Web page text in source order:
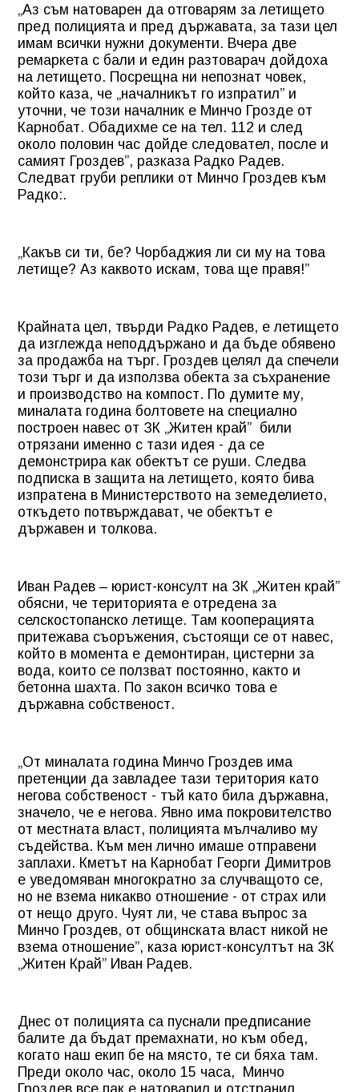
„Аз съм натоварен да отговарям за летището
пред полицията и пред държавата, за тази цел
имам всички нужни документи. Вчера две
ремаркета с бали и един разтоварач дойдоха
на летището. Посрещна ни непознат човек,
който каза, че „началникът го изпратил” и
уточни, че този началник е Минчо Грозде от
Карнобат. Обадихме се на тел. 112 и след
около половин час дойде следовател, после и
самият Гроздев”, разказа Радко Радев.
Следват груби реплики от Минчо Гроздев към
Радко:.
„Какъв си ти, бе? Чорбаджия ли си му на това
летище? Аз каквото искам, това ще правя!”
Крайната цел, твърди Радко Радев, е летището
да изглежда неподдържано и да бъде обявено
за продажба на търг. Гроздев целял да спечели
този търг и да използва обекта за съхранение
и производство на компост. По думите му,
миналата година болтовете на специално
построен навес от ЗК „Житен край” били
отрязани именно с тази идея - да се
демонстрира как обектът се руши. Следва
подписка в защита на летището, която бива
изпратена в Министерството на земеделието,
откъдето потвърждават, че обектът е
държавен и толкова.
Иван Радев – юрист-консулт на ЗК „Житен край”
обясни, че територията е отредена за
селскостопанско летище. Там кооперацията
притежава съоръжения, състоящи се от навес,
който в момента е демонтиран, цистерни за
вода, които се ползват постоянно, както и
бетонна шахта. По закон всичко това е
държавна собственост.
„От миналата година Минчо Гроздев има
претенции да завладее тази територия като
негова собственост - тъй като била държавна,
значело, че е негова. Явно има покровителство
от местната власт, полицията мълчаливо му
съдейства. Към мен лично имаше отправени
заплахи. Кметът на Карнобат Георги Димитров
е уведомяван многократно за случващото се,
но не взема никакво отношение - от страх или
от нещо друго. Чуят ли, че става въпрос за
Минчо Гроздев, от общинската власт никой не
взема отношение”, каза юрист-консултът на ЗК
„Житен Край” Иван Радев.
Днес от полицията са пуснали предписание
балите да бъдат премахнати, но към обед,
когато наш екип бе на място, те си бяха там.
Преди около час, около 15 часа, Минчо
Гроздев все пак е натоварил и отстранил